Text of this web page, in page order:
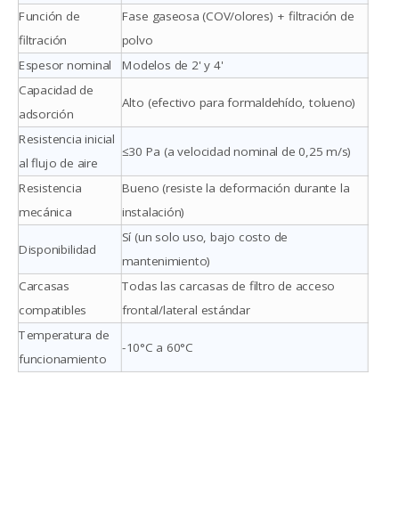
Función de
filtración
Fase gaseosa (COV/olores) + filtración de
polvo
Espesor nominal Modelos de 2' y 4'
Capacidad de
adsorción
Alto (efectivo para formaldehído, tolueno)
Resistencia inicial
al flujo de aire
≤30 Pa (a velocidad nominal de 0,25 m/s)
Resistencia
mecánica
Bueno (resiste la deformación durante la
instalación)
Disponibilidad
Sí (un solo uso, bajo costo de
mantenimiento)
Carcasas
compatibles
Todas las carcasas de filtro de acceso
frontal/lateral estándar
Temperatura de
funcionamiento
-10°C a 60°C